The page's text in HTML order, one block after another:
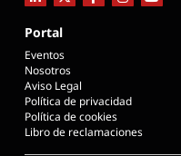
Portal
Eventos
Nosotros
Aviso Legal
Política de privacidad
Política de cookies
Libro de reclamaciones